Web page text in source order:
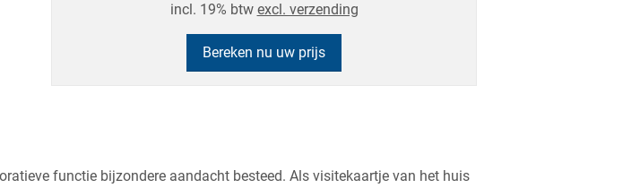
incl. 19% btw excl. verzending
Bereken nu uw prijs
functie bijzondere aandacht besteed. Als visitekaartje van het huis